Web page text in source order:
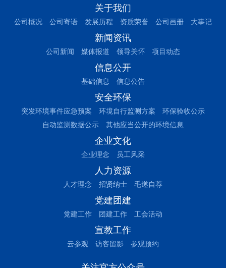
关于我们
公司概况 公司寄语 发展历程 资质荣誉 公司画册 大事记
新闻资讯
公司新闻 媒体报道 领导关怀 项目动态
信息公开
基础信息 信息公告
安全环保
突发环境事件应急预案 环境自行监测方案
环保验收公示
自动监测数据公示
其他应当公开的环境信息
企业文化
企业理念 员工风采
人力资源
人才理念 招贤纳士 毛遂自荐
党建团建
党建工作 团建工作 工会活动
宣教工作
云参观 访客留影 参观预约